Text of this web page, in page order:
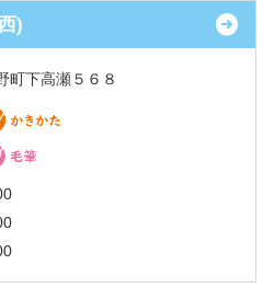
)
町下高瀬５６８